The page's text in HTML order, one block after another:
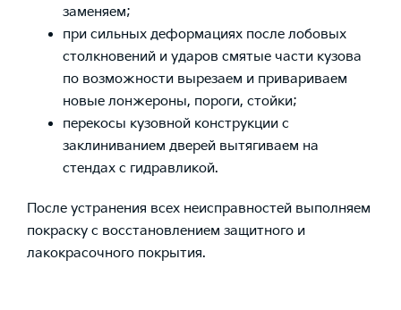
заменяем;
при сильных деформациях после лобовых
столкновений и ударов смятые части кузова
по возможности вырезаем и привариваем
новые лонжероны, пороги, стойки;
перекосы кузовной конструкции с
заклиниванием дверей вытягиваем на
стендах с гидравликой.
После устранения всех неисправностей выполняем
покраску с восстановлением защитного и
лакокрасочного покрытия.